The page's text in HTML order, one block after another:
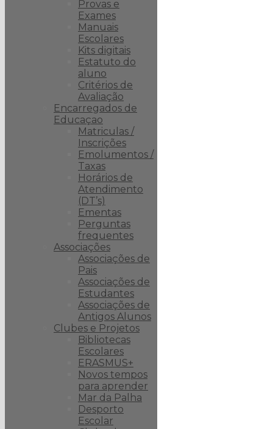
Provas e
Exames
Manuais
Escolares
Kits digitais
Estatuto do
aluno
Critérios de
Avaliação
Encarregados de
Educaçao
Matriculas /
Inscrições
Emolumentos /
Taxas
Horários de
Atendimento
(DT’s)
Ementas
Perguntas
frequentes
Associações
Associações de
Pais
Associações de
Estudantes
Associações de
Antigos Alunos
Clubes e Projetos
Bibliotecas
Escolares
ERASMUS+
Novos tempos
para aprender
Mar da Palha
Desporto
Escolar